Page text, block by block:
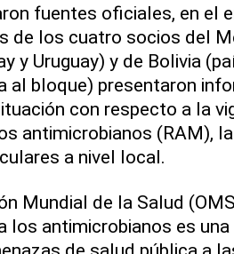
fuentes oficiales, en el
de los cuatro socios del
y Uruguay) y de Bolivia
al bloque) presentaron
con respecto a la
antimicrobianos (RAM),
a nivel local.
Mundial de la Salud
los antimicrobianos es